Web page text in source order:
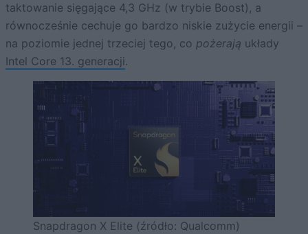
taktowanie sięgające 4,3 GHz (w trybie Boost), a
równocześnie cechuje go bardzo niskie zużycie energii –
na poziomie jednej trzeciej tego, co pożerają układy
Intel Core 13. generacji.
Snapdragon X Elite (źródło: Qualcomm)